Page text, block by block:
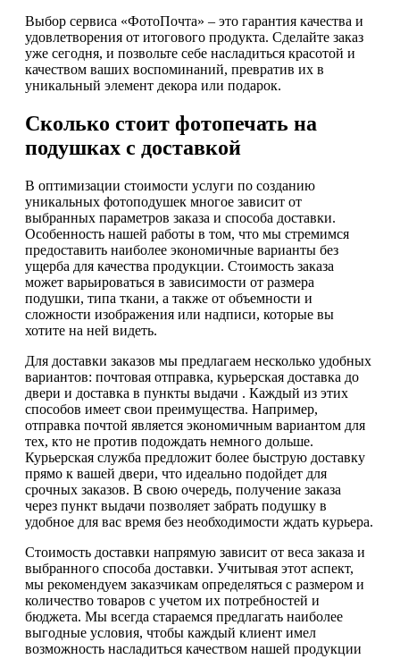
Выбор сервиса «ФотоПочта» – это гарантия качества и
удовлетворения от итогового продукта. Сделайте заказ
уже сегодня, и позвольте себе насладиться красотой и
качеством ваших воспоминаний, превратив их в
уникальный элемент декора или подарок.
Сколько стоит фотопечать на
подушках с доставкой
В оптимизации стоимости услуги по созданию
уникальных фотоподушек многое зависит от
выбранных параметров заказа и способа доставки.
Особенность нашей работы в том, что мы стремимся
предоставить наиболее экономичные варианты без
ущерба для качества продукции. Стоимость заказа
может варьироваться в зависимости от размера
подушки, типа ткани, а также от объемности и
сложности изображения или надписи, которые вы
хотите на ней видеть.
Для доставки заказов мы предлагаем несколько удобных
вариантов: почтовая отправка, курьерская доставка до
двери и доставка в пункты выдачи . Каждый из этих
способов имеет свои преимущества. Например,
отправка почтой является экономичным вариантом для
тех, кто не против подождать немного дольше.
Курьерская служба предложит более быструю доставку
прямо к вашей двери, что идеально подойдет для
срочных заказов. В свою очередь, получение заказа
через пункт выдачи позволяет забрать подушку в
удобное для вас время без необходимости ждать курьера.
Стоимость доставки напрямую зависит от веса заказа и
выбранного способа доставки. Учитывая этот аспект,
мы рекомендуем заказчикам определяться с размером и
количество товаров с учетом их потребностей и
бюджета. Мы всегда стараемся предлагать наиболее
выгодные условия, чтобы каждый клиент имел
возможность насладиться качеством нашей продукции